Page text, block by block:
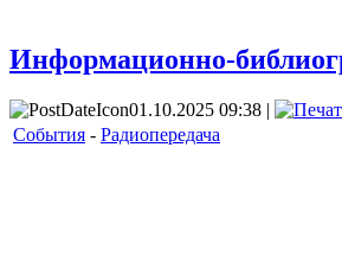
Информационно-
01.10.2025 09:38 |
События - Радиопередача